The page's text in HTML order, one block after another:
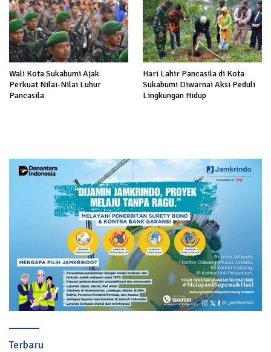
Wali Kota Sukabumi Ajak
Perkuat Nilai-Nilai Luhur
Pancasila
Hari Lahir Pancasila di Kota
Sukabumi Diwarnai Aksi Peduli
Lingkungan Hidup
Terbaru